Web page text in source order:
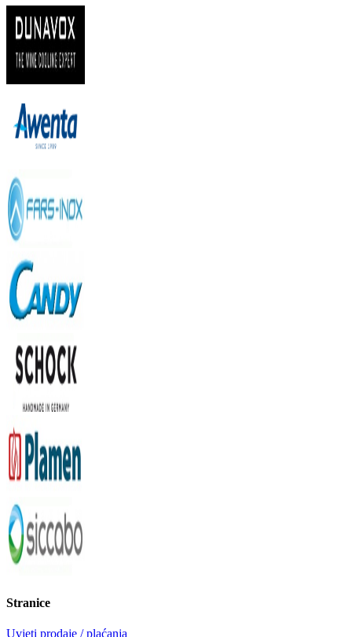
Stranice
Uvjeti prodaje / plaćanja